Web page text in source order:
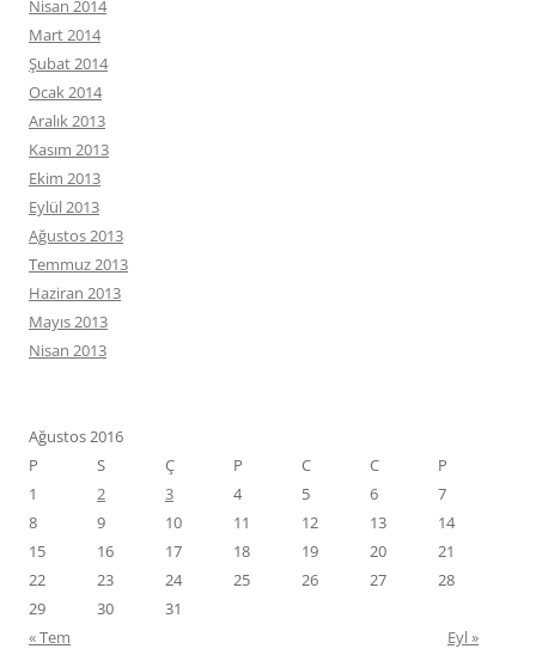
Nisan 2014
Mart 2014
Şubat 2014
Ocak 2014
Aralık 2013
Kasım 2013
Ekim 2013
Eylül 2013
Ağustos 2013
Temmuz 2013
Haziran 2013
Mayıs 2013
Nisan 2013
Ağustos 2016
P
S Ç P C C
P
1
2 3 4 5 6
7
8
9 10 11 12 13
14
15
16 17 18 19 20
21
22
23 24 25 26 27
28
29
30
31
« Tem
Eyl »